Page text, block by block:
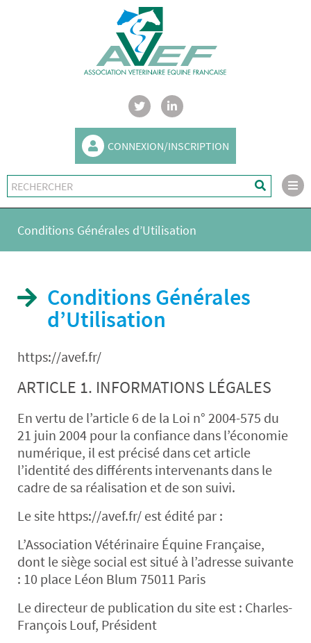
CONNEXION/INSCRIPTION
Conditions Générales d’Utilisation
Conditions Générales
d’Utilisation
https://avef.fr/
ARTICLE 1. INFORMATIONS LÉGALES
En vertu de l’article 6 de la Loi n° 2004-575 du
21 juin 2004 pour la confiance dans l’économie
numérique, il est précisé dans cet article
l’identité des différents intervenants dans le
cadre de sa réalisation et de son suivi.
Le site https://avef.fr/ est édité par :
L’Association Vétérinaire Équine Française,
dont le siège social est situé à l’adresse suivante
: 10 place Léon Blum 75011 Paris
Le directeur de publication du site est : Charles-
François Louf, Président